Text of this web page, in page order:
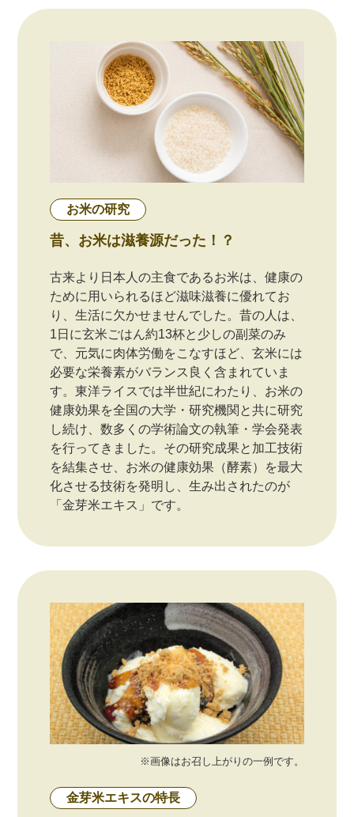
お米の研究
昔、お米は滋養源だった！？
古来より日本人の主食であるお米は、健康の
ために用いられるほど滋味滋養に優れてお
り、生活に欠かせませんでした。昔の人は、
1日に玄米ごはん約13杯と少しの副菜のみ
で、元気に肉体労働をこなすほど、玄米には
必要な栄養素がバランス良く含まれていま
す。東洋ライスでは半世紀にわたり、お米の
健康効果を全国の大学・研究機関と共に研究
し続け、数多くの学術論文の執筆・学会発表
を行ってきました。その研究成果と加工技術
を結集させ、お米の健康効果（酵素）を最大
化させる技術を発明し、生み出されたのが
「金芽米エキス」です。
※画像はお召し上がりの一例です。
金芽米エキスの特長